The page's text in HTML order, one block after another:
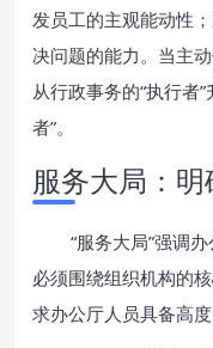
发员工的主观能动性
决问题的能力。当主
从行政事务的“执行者
者”。
服务大局：
“服务大局”强调
必须围绕组织机构的
求办公厅人员具备高